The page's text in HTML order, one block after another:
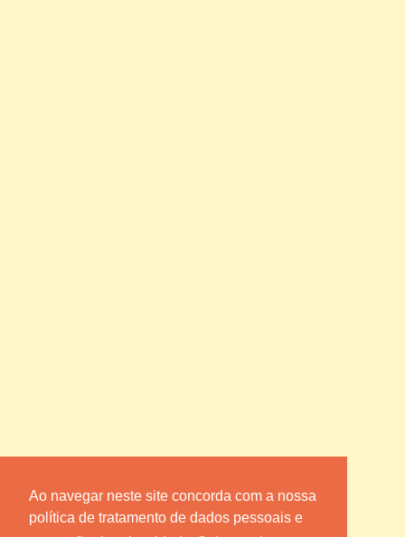
Ao navegar neste site concorda com a nossa
política de tratamento de dados pessoais e